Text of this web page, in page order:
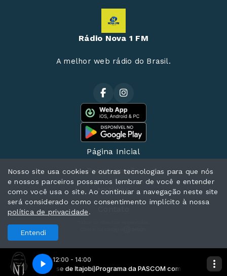
12:00 - 14:00
Sao Jose de Itajobi)Programa da PASCOM com PASCOM -
Rádio Nova 1 FM
A melhor web rádio do Brasil.
Página Inicial
Programação
Notícias
Nosso site usa cookies e outras tecnologias para que nós
e nossos parceiros possamos lembrar de você e entender
como você usa o site. Ao continuar a navegação neste site
será considerado como consentimento implícito à nossa
política de privacidade.
Entendi